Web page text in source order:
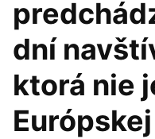
dní
ktorá nie